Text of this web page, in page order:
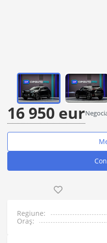
16 950 eur
Regiune:
Oraș: